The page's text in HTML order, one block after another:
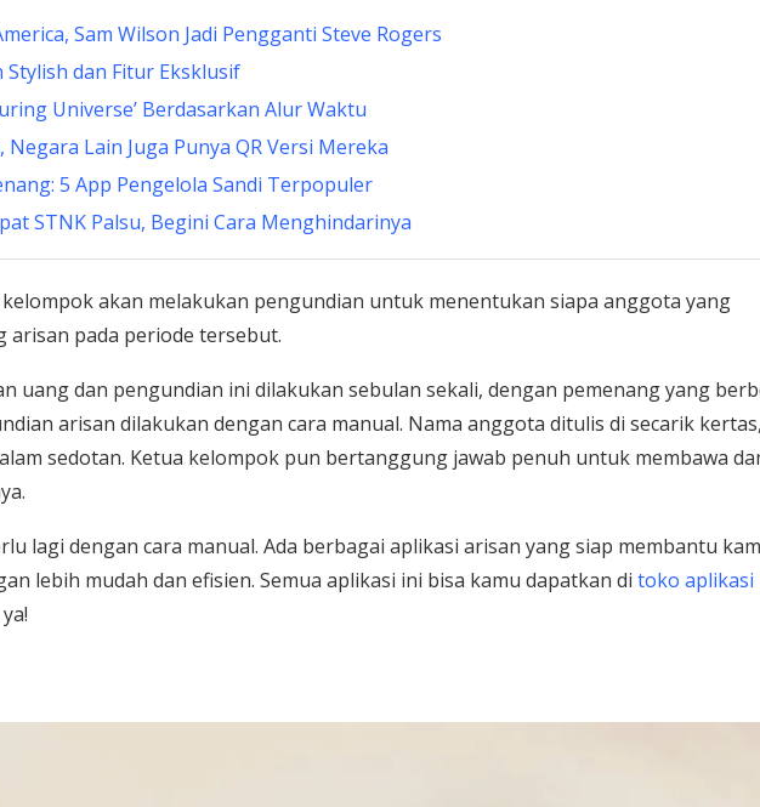
Sam Wilson Jadi Pengganti Steve Rogers
Stylish dan Fitur Eksklusif
Universe’ Berdasarkan Alur Waktu
Negara Lain Juga Punya QR Versi Mereka
5 App Pengelola Sandi Terpopuler
STNK Palsu, Begini Cara Menghindarinya
akan melakukan pengundian untuk menentukan siapa anggota yang
arisan pada periode tersebut.
uang dan pengundian ini dilakukan sebulan sekali, dengan pemenang yang
arisan dilakukan dengan cara manual. Nama anggota ditulis di secarik kertas,
sedotan. Ketua kelompok pun bertanggung jawab penuh untuk membawa
lagi dengan cara manual. Ada berbagai aplikasi arisan yang siap membantu
lebih mudah dan efisien. Semua aplikasi ini bisa kamu dapatkan di toko aplikasi